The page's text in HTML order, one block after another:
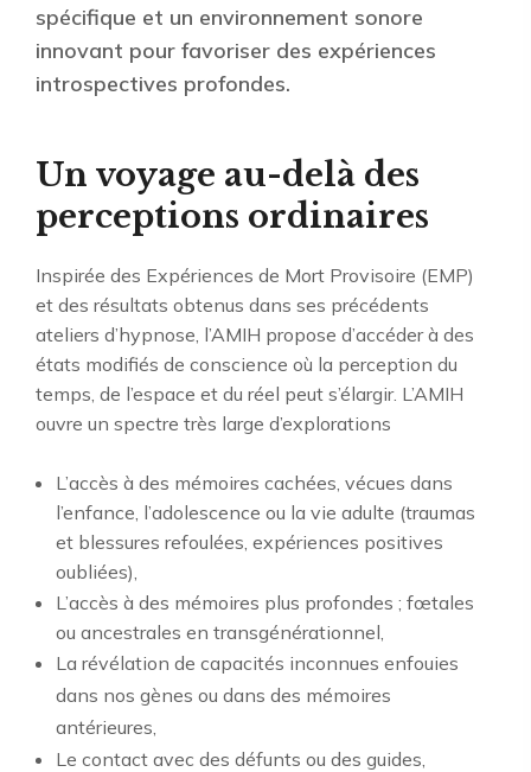
spécifique et un environnement sonore
innovant pour favoriser des expériences
introspectives profondes.
Un voyage au-delà des
perceptions ordinaires
Inspirée des Expériences de Mort Provisoire (EMP)
et des résultats obtenus dans ses précédents
ateliers d’hypnose, l’AMIH propose d’accéder à des
états modifiés de conscience où la perception du
temps, de l’espace et du réel peut s’élargir. L’AMIH
ouvre un spectre très large d’explorations
L’accès à des mémoires cachées, vécues dans
l’enfance, l’adolescence ou la vie adulte (traumas
et blessures refoulées, expériences positives
oubliées),
L’accès à des mémoires plus profondes ; fœtales
ou ancestrales en transgénérationnel,
La révélation de capacités inconnues enfouies
dans nos gènes ou dans des mémoires
antérieures,
Le contact avec des défunts ou des guides,